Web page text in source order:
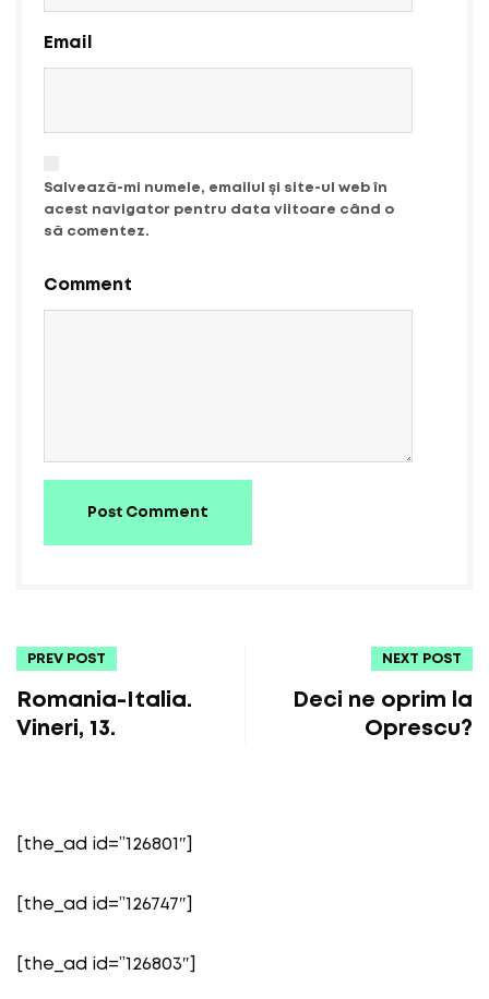
Email
Salvează-mi numele, emailul și site-ul web în
acest navigator pentru data viitoare când o
să comentez.
Comment
Post Comment
PREV POST
Romania-Italia.
Vineri, 13.
NEXT POST
Deci ne oprim la
Oprescu?
[the_ad id=”126801″]
[the_ad id=”126747″]
[the_ad id=”126803″]